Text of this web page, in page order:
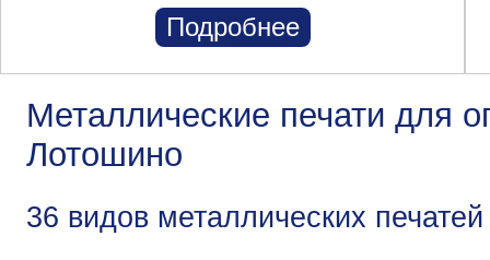
Подробнее
Металлические печати для
Лотошино
36 видов металлических печатей